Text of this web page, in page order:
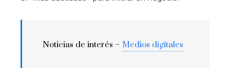
Noticias de interés – Medios digitales